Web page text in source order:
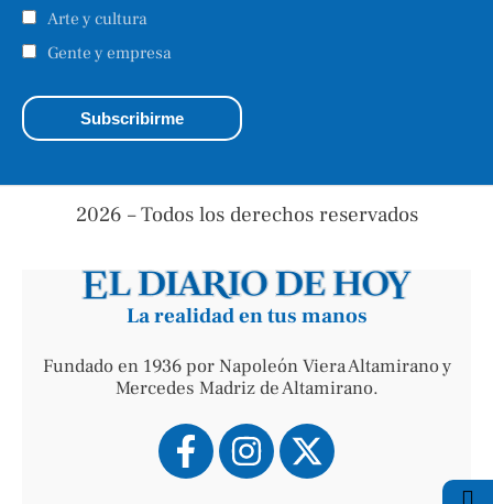
Arte y cultura
Gente y empresa
2026 – Todos los derechos reservados
La realidad en tus manos
Fundado en 1936 por Napoleón Viera Altamirano y
Mercedes Madriz de Altamirano.